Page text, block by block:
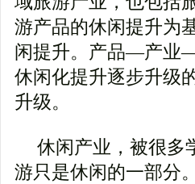
游产品的休闲提升为
闲提升。产品―产业
休闲化提升逐步升级
升级。
休闲产业，被很多
游只是休闲的一部分。